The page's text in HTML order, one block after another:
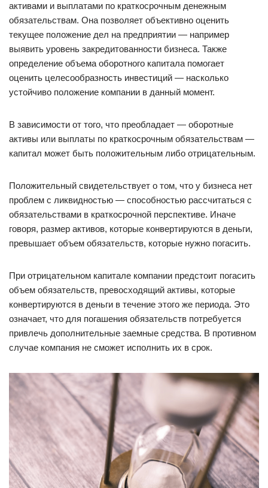
активами и выплатами по краткосрочным денежным
обязательствам. Она позволяет объективно оценить
текущее положение дел на предприятии — например
выявить уровень закредитованности бизнеса. Также
определение объема оборотного капитала помогает
оценить целесообразность инвестиций — насколько
устойчиво положение компании в данный момент.
В зависимости от того, что преобладает — оборотные
активы или выплаты по краткосрочным обязательствам —
капитал может быть положительным либо отрицательным.
Положительный свидетельствует о том, что у бизнеса нет
проблем с ликвидностью — способностью рассчитаться с
обязательствами в краткосрочной перспективе. Иначе
говоря, размер активов, которые конвертируются в деньги,
превышает объем обязательств, которые нужно погасить.
При отрицательном капитале компании предстоит погасить
объем обязательств, превосходящий активы, которые
конвертируются в деньги в течение этого же периода. Это
означает, что для погашения обязательств потребуется
привлечь дополнительные заемные средства. В противном
случае компания не сможет исполнить их в срок.